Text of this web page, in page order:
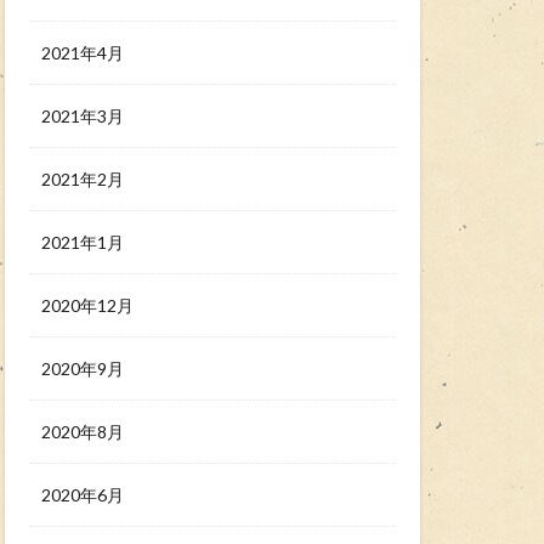
2021年4月
2021年3月
2021年2月
2021年1月
2020年12月
2020年9月
2020年8月
2020年6月